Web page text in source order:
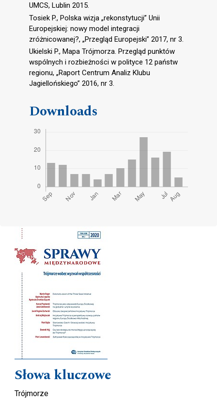
UMCS, Lublin 2015.
Tosiek P., Polska wizja „rekonstytucji” Unii
Europejskiej: nowy model integracji
zróżnicowanej?, „Przegląd Europejski” 2017, nr 3.
Ukielski P., Mapa Trójmorza. Przegląd punktów
wspólnych i rozbieżności w polityce 12 państw
regionu, „Raport Centrum Analiz Klubu
Jagiellońskiego” 2016, nr 3.
Downloads
Cover image
Słowa kluczowe
Trójmorze